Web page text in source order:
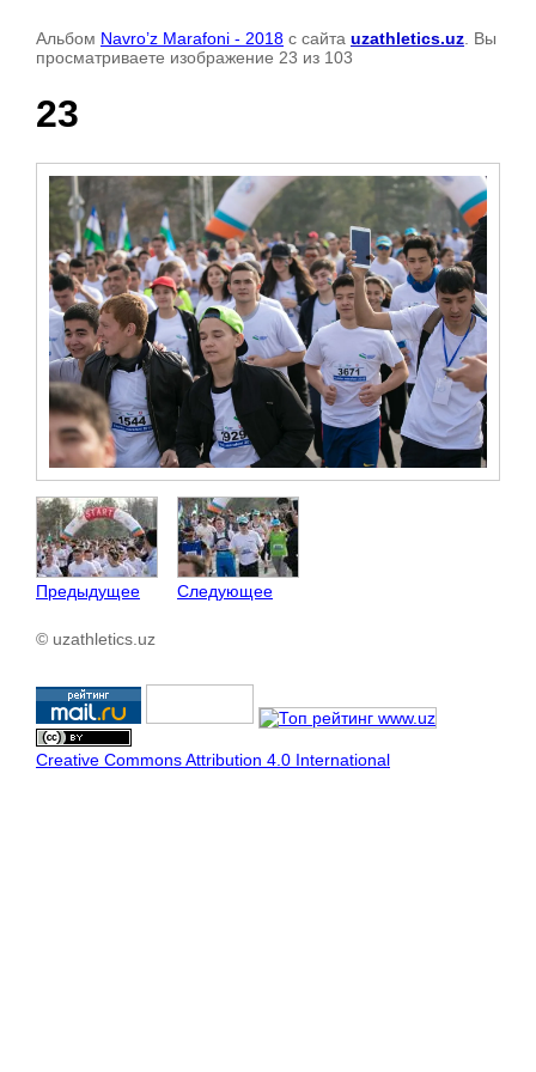
Альбом Navro’z Marafoni - 2018 с сайта uzathletics.uz . Вы
просматриваете изображение 23 из 103
23
Предыдущее Следующее
© uzathletics.uz
Creative Commons Attribution 4.0 International